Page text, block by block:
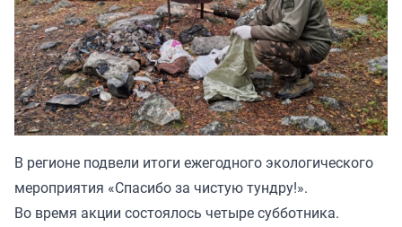
В регионе подвели итоги ежегодного экологического
мероприятия «Спасибо за чистую тундру!».
Во время акции состоялось четыре субботника.